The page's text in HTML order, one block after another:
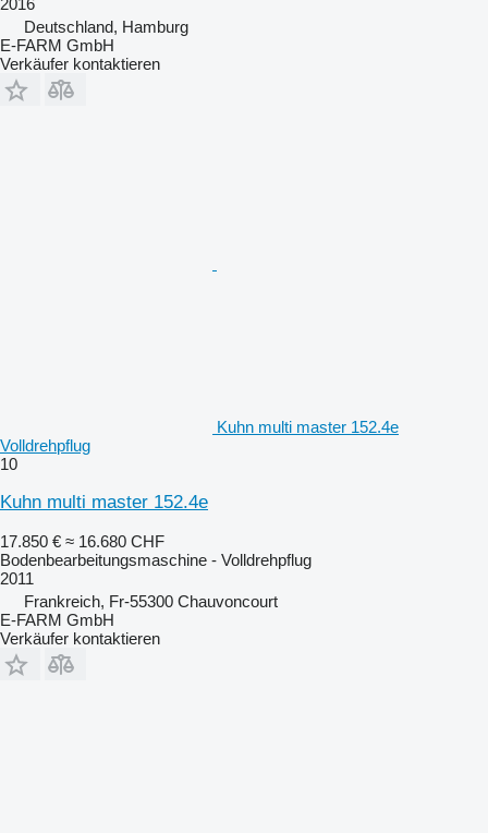
2016
Deutschland, Hamburg
E-FARM GmbH
Verkäufer kontaktieren
Kuhn multi master 152.4e
Volldrehpflug
10
Kuhn multi master 152.4e
17.850 € ≈ 16.680 CHF
Bodenbearbeitungsmaschine - Volldrehpflug
2011
Frankreich, Fr-55300 Chauvoncourt
E-FARM GmbH
Verkäufer kontaktieren